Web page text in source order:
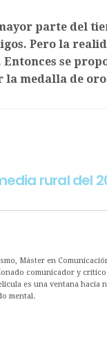
parte del
Pero la
Entonces se
medalla de
rural del
Máster en
comunicador y
es una ventana
mental.